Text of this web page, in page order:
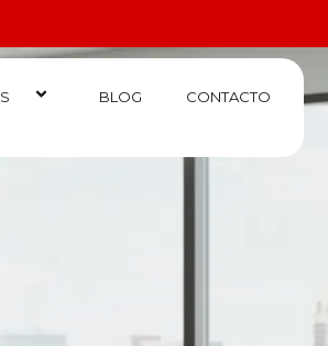
BLOG CONTACTO